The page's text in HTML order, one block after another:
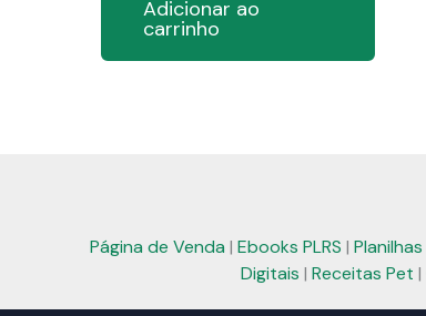
Adicionar ao
carrinho
Página de Venda | Ebooks PLRS |
Digitais | Receitas Pet |